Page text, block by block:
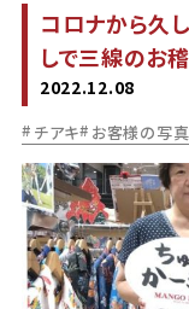
コロナから久
しで三線のお
2022.12.08
チアキ お客様の写